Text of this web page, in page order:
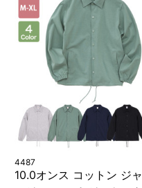
4487
10.0オンス コットン ジャ